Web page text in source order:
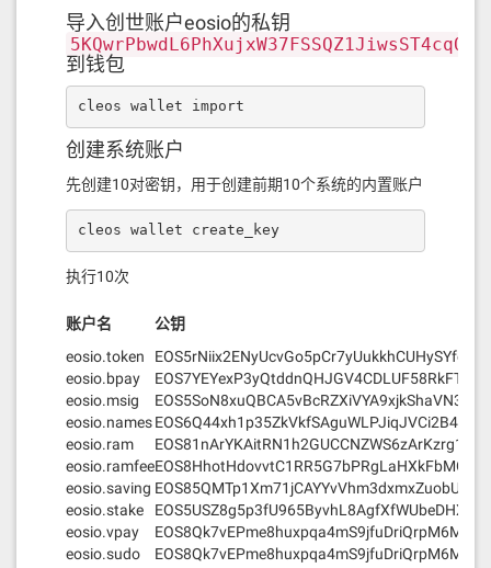
导入创世账户eosio的私钥
到钱包
cleos wallet import
创建系统账户
先创建10对密钥，用于创建前期10个系统的内置账户
cleos wallet create_key
执行10次
账户名
公钥
eosio.token
eosio.bpay
eosio.msig
eosio.names
eosio.ram
eosio.ramfee
eosio.saving
eosio.stake
eosio.vpay
eosio.sudo